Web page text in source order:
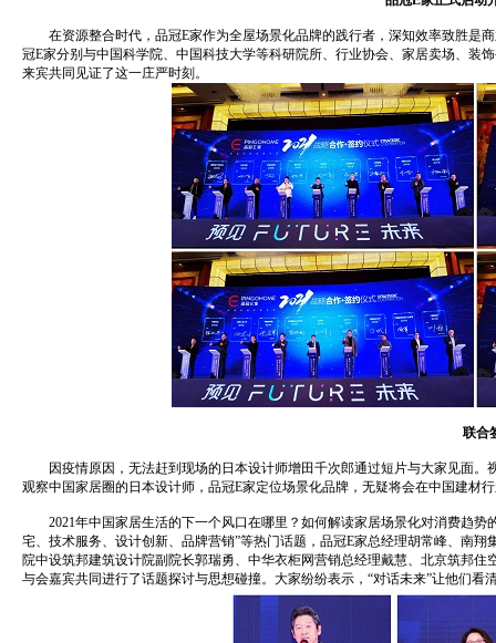
在资源整合时代，品冠E家作为全屋场景化品牌的践行者，深知效率致胜是
冠E家分别与中国科学院、中国科技大学等科研院所、行业协会、家居卖场、装
来宾共同见证了这一庄严时刻。
联合
因疫情原因，无法赶到现场的日本设计师增田千次郎通过短片与大家见面。
观察中国家居圈的日本设计师，品冠E家定位场景化品牌，无疑将会在中国建材
2021年中国家居生活的下一个风口在哪里？如何解读家居场景化对消费趋势
宅、技术服务、设计创新、品牌营销”等热门话题，品冠E家总经理胡常峰、南
院中设筑邦建筑设计院副院长郭瑞勇、中华衣柜网营销总经理戴慧、北京筑邦
与会嘉宾共同进行了话题探讨与思想碰撞。大家纷纷表示，“对话未来”让他们看